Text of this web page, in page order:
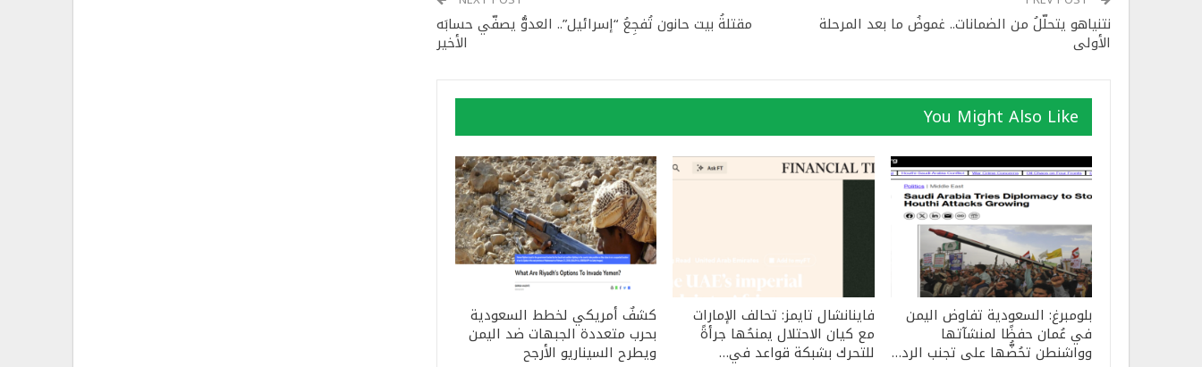
نتنياهو يتحلّلُ من الضمانات.. غموضُ ما بعد المرحلة
الأولى
مقتلةُ بيت حانون تُفجِعُ “إسرائيل”.. العدوُّ يصفّي حسابَه
الأخير
You Might Also Like
بلومبرغ: السعودية تفاوض اليمن
في عُمان حفظًا لمنشآتها
وواشنطن تحُضُّها على تجنب الرد…
فاينانشال تايمز: تحالف الإمارات
مع كيان الاحتلال يمنحُها جرأةً
للتحرك بشبكة قواعد في…
كشفٌ أمريكي لخطط السعودية
بحرب متعددة الجبهات ضد اليمن
ويطرح السيناريو الأرجح